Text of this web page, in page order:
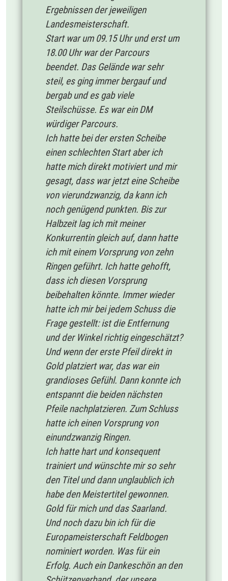
Ergebnissen der jeweiligen
Landesmeisterschaft.
Start war um 09.15 Uhr und erst um
18.00 Uhr war der Parcours
beendet. Das Gelände war sehr
steil, es ging immer bergauf und
bergab und es gab viele
Steilschüsse. Es war ein DM
würdiger Parcours.
Ich hatte bei der ersten Scheibe
einen schlechten Start aber ich
hatte mich direkt motiviert und mir
gesagt, dass war jetzt eine Scheibe
von vierundzwanzig, da kann ich
noch genügend punkten. Bis zur
Halbzeit lag ich mit meiner
Konkurrentin gleich auf, dann hatte
ich mit einem Vorsprung von zehn
Ringen geführt. Ich hatte gehofft,
dass ich diesen Vorsprung
beibehalten könnte. Immer wieder
hatte ich mir bei jedem Schuss die
Frage gestellt: ist die Entfernung
und der Winkel richtig eingeschätzt?
Und wenn der erste Pfeil direkt in
Gold platziert war, das war ein
grandioses Gefühl. Dann konnte ich
entspannt die beiden nächsten
Pfeile nachplatzieren. Zum Schluss
hatte ich einen Vorsprung von
einundzwanzig Ringen.
Ich hatte hart und konsequent
trainiert und wünschte mir so sehr
den Titel und dann unglaublich ich
habe den Meistertitel gewonnen.
Gold für mich und das Saarland.
Und noch dazu bin ich für die
Europameisterschaft Feldbogen
nominiert worden. Was für ein
Erfolg. Auch ein Dankeschön an den